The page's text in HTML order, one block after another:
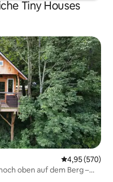
Tiny Houses
4,95 (570)
oben auf dem Berg –